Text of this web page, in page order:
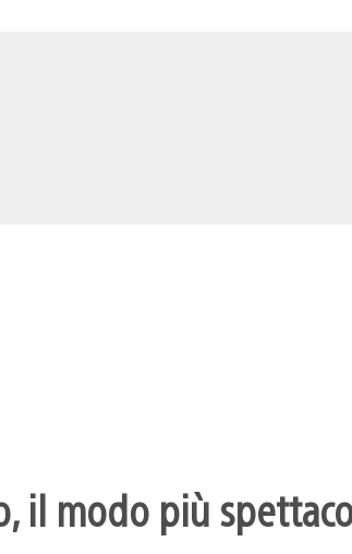
il modo più